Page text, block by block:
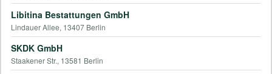
Libitina Bestattungen GmbH
Lindauer Allee, 13407 Berlin
SKDK GmbH
Staakener Str., 13581 Berlin